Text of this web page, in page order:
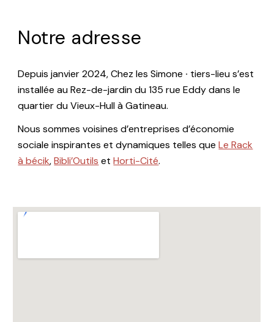
Notre adresse
Depuis janvier 2024, Chez les Simone · tiers-lieu s’est
installée au Rez-de-jardin du 135 rue Eddy dans le
quartier du Vieux-Hull à Gatineau.
Nous sommes voisines d’entreprises d’économie
sociale inspirantes et dynamiques telles queLe Rack
à bécik,Bibli’Outils etHorti-Cité.